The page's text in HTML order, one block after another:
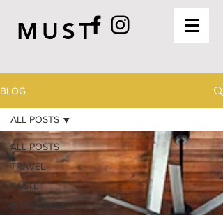
MUST
BLOG
ALL POSTS
TRAVEL
TASTE
EXPERIENCE
ALL POSTS